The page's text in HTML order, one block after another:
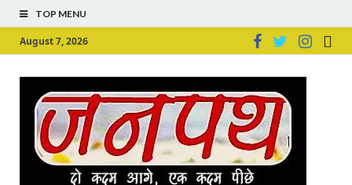
TOP MENU
August 7, 2026